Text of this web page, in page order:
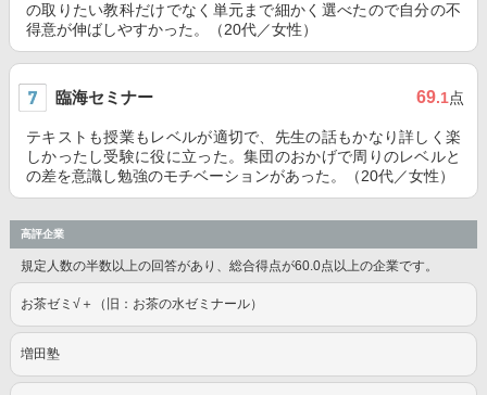
の取りたい教科だけでなく単元まで細かく選べたので自分の不
得意が伸ばしやすかった。（20代／女性）
臨海セミナー 69.1点
テキストも授業もレベルが適切で、先生の話もかなり詳しく楽
しかったし受験に役に立った。集団のおかげで周りのレベルと
の差を意識し勉強のモチベーションがあった。（20代／女性）
高評企業
規定人数の半数以上の回答があり、総合得点が60.0点以上の企業です。
お茶ゼミ√＋（旧：お茶の水ゼミナール）
増田塾